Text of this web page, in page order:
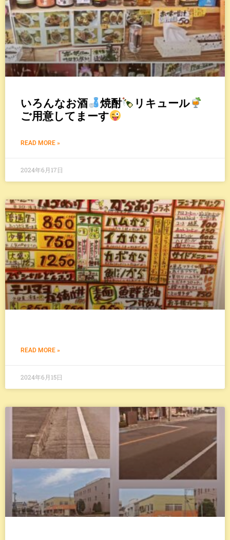
いろんなお酒 焼酎
リキュール
ご用意してまーす
READ MORE »
2024年6月17日
READ MORE »
2024年6月15日